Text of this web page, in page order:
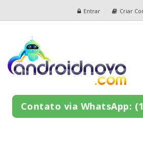
Entrar Criar
Contato via WhatsApp: